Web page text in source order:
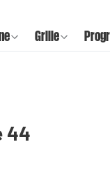
Grille
44